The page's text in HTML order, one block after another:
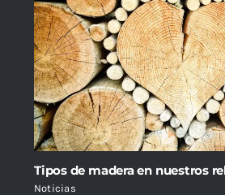
Tipos de madera en nuestros
Noticias